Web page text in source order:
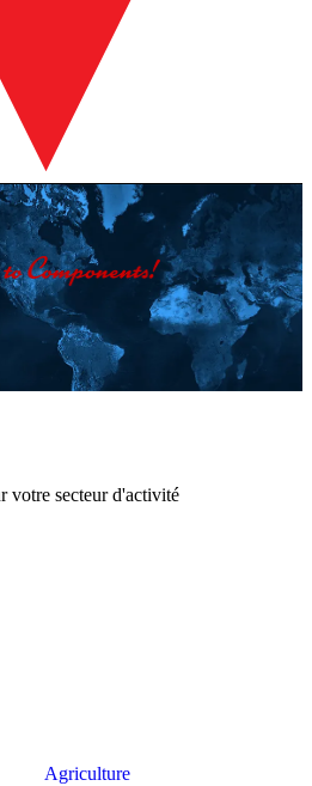
votre secteur d'activité
Agriculture